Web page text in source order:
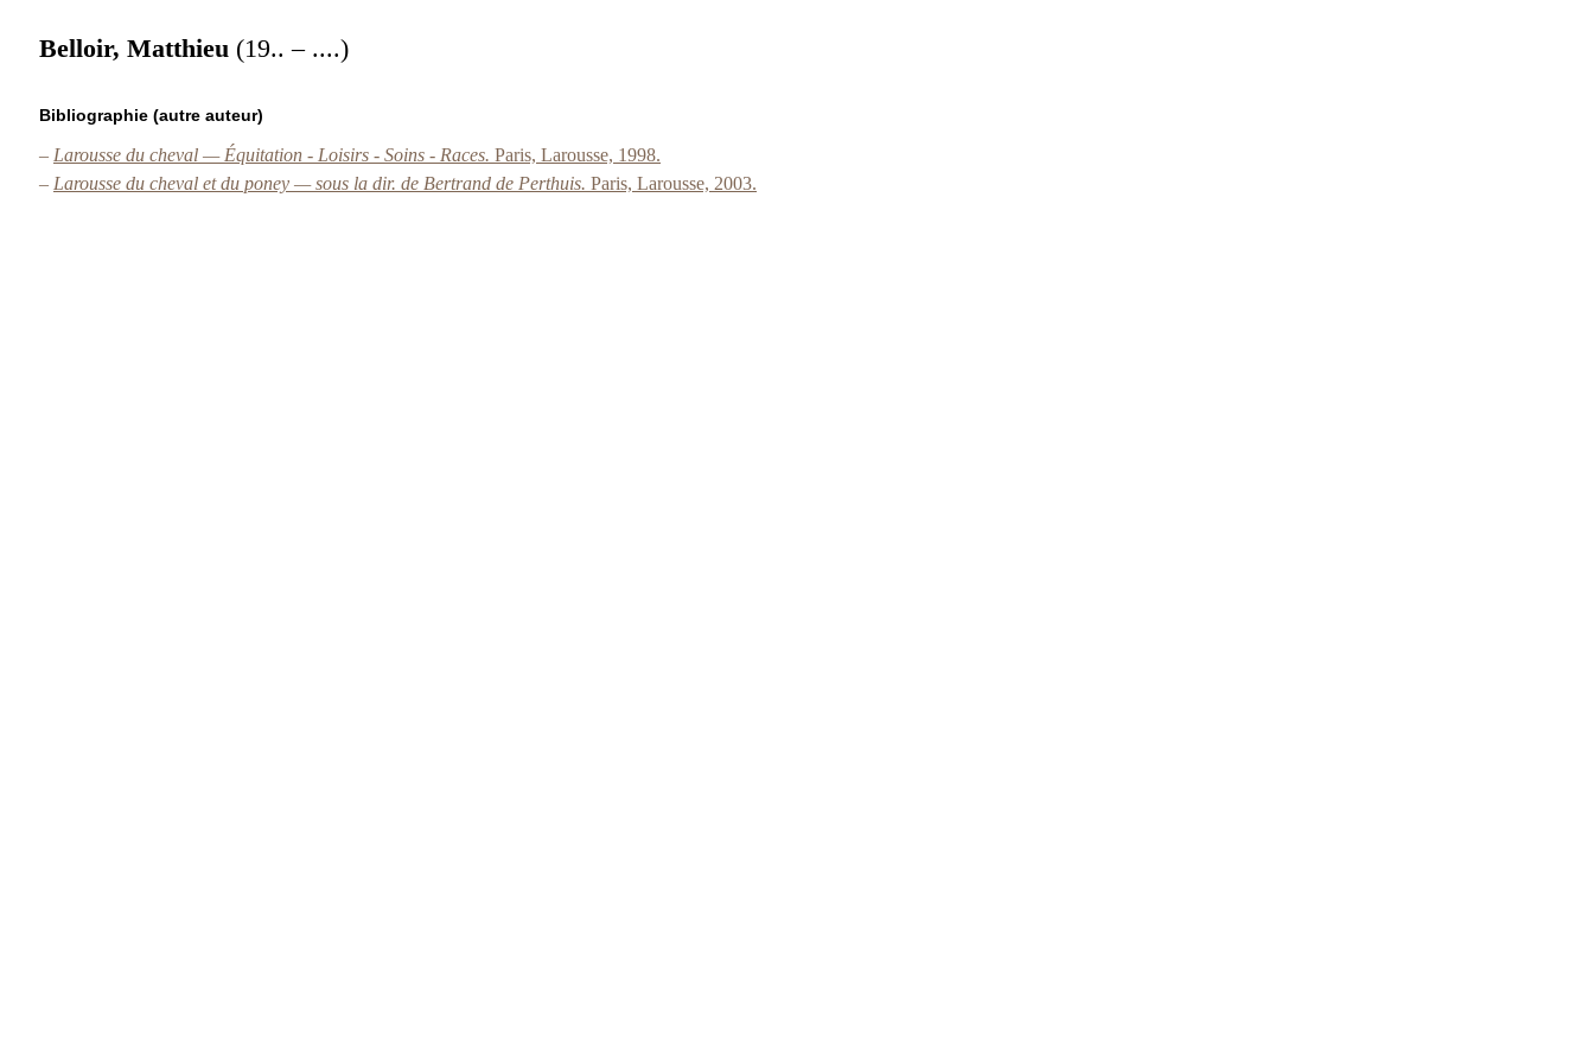
Belloir, Matthieu (19.. – ....)
Bibliographie (autre auteur)
– Larousse du cheval — Équitation - Loisirs - Soins - Races. Paris, Larousse, 1998.
– Larousse du cheval et du poney — sous la dir. de Bertrand de Perthuis. Paris, Larousse, 2003.